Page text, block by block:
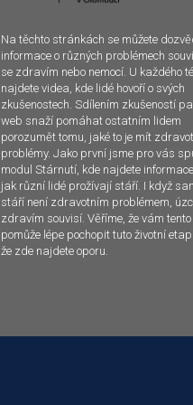
Na těchto stránkách se můžete
informace o různých problémech
se zdravím nebo nemocí. U každého
najdete videa, kde lidé hovoří o svých
zkušenostech. Sdílením zkušeností
web snaží pomáhat ostatním lidem
porozumět tomu, jaké to je mít
problémy. Jako první jsme pro vás
modul Stárnutí, kde najdete
jak různí lidé prožívají stáří. I když
stáří není zdravotním problémem,
zdravím souvisí. Věříme, že vám tento
pomůže lépe pochopit tuto životní
že zde najdete oporu.
Tento